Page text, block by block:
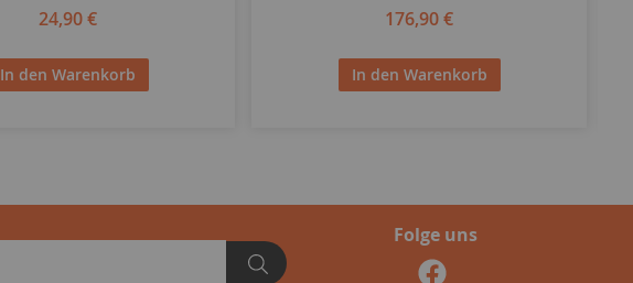
24,90 €
In den Warenkorb
176,90 €
In den Warenkorb
Folge uns